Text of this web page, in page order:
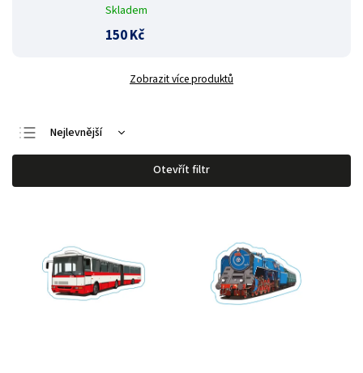
Skladem
150 Kč
Zobrazit více produktů
Nejlevnější
Nejdražší
Nejprodávanější
Otevřít filtr